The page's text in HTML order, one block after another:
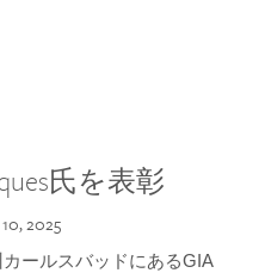
氏を表彰
2025
ールスバッドにあるGIA